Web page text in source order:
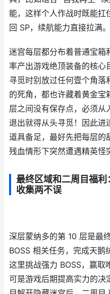
能，这样个人作战时既能扛
回 SP，续航能力直接拉满。
迷宫每层都分布着普通宝箱
率产出游戏绝顶装备的核心
寻觅时别放过任何壹个角落
的死角，都也许藏着黄金宝
层之间没有保存点，必须
退出就得从头寻觅！因此进
道具备足，最好先把每层的
残血情形下突然遭遇精英怪
最终区域和二周目福
收集两不误
深层蒙纳多的第 10 层是最
BOSS 相关任务，完成天鹅
这里挑战强力 BOSS，赢取
可是游戏后期提高实力的决